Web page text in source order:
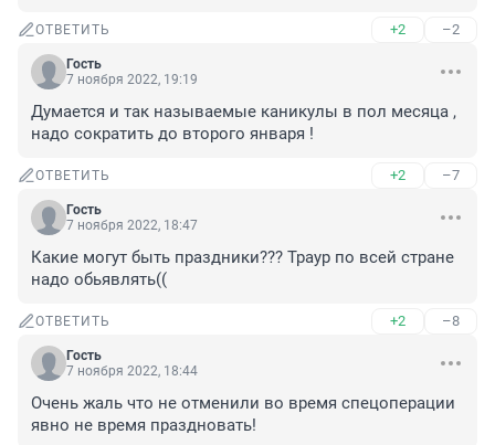
ОТВЕТИТЬ +2 –2
Гость
7 ноября 2022, 19:19
Думается и так называемые каникулы в пол месяца ,
надо сократить до второго января !
ОТВЕТИТЬ +2 –7
Гость
7 ноября 2022, 18:47
Какие могут быть праздники??? Траур по всей стране
надо обьявлять((
ОТВЕТИТЬ +2 –8
Гость
7 ноября 2022, 18:44
Очень жаль что не отменили во время спецоперации
явно не время праздновать!